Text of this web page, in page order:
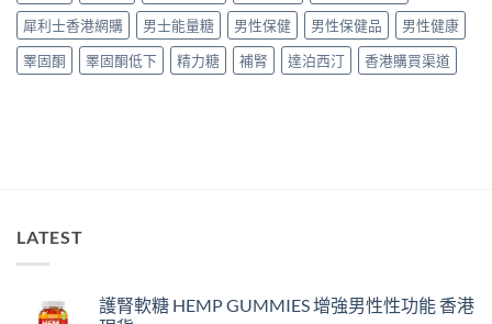
與
購
買
犀利士香港網購
男士能量糖 男性保健 男性保健品
男性健康
睪固酮
睪固酮低下 精力糖 補腎 達泊西汀 香港購買渠道
LATEST
護腎軟糖 HEMP GUMMIES 增強男性性功能 香港